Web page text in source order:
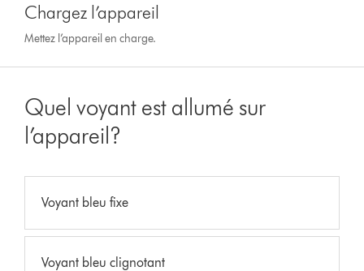
Chargez l’appareil
Mettez l’appareil en charge.
Quel voyant est allumé sur
l’appareil?
Voyant bleu fixe
Voyant bleu clignotant